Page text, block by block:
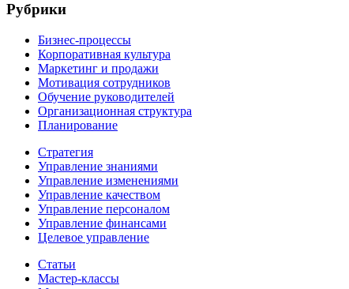
Рубрики
Бизнес-процессы
Корпоративная культура
Маркетинг и продажи
Мотивация сотрудников
Обучение руководителей
Организационная структура
Планирование
Стратегия
Управление знаниями
Управление изменениями
Управление качеством
Управление персоналом
Управление финансами
Целевое управление
Статьи
Мастер-классы